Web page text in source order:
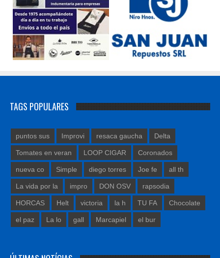
Tomates en veran LOOP CIGAR Coronados
nueva co Simple diego torres Joe fe all th
La vida por la impro DON OSV rapsodia
HORCAS Helt victoria la h TU FA Chocolate
el paz La lo gall Marcapiel el bur